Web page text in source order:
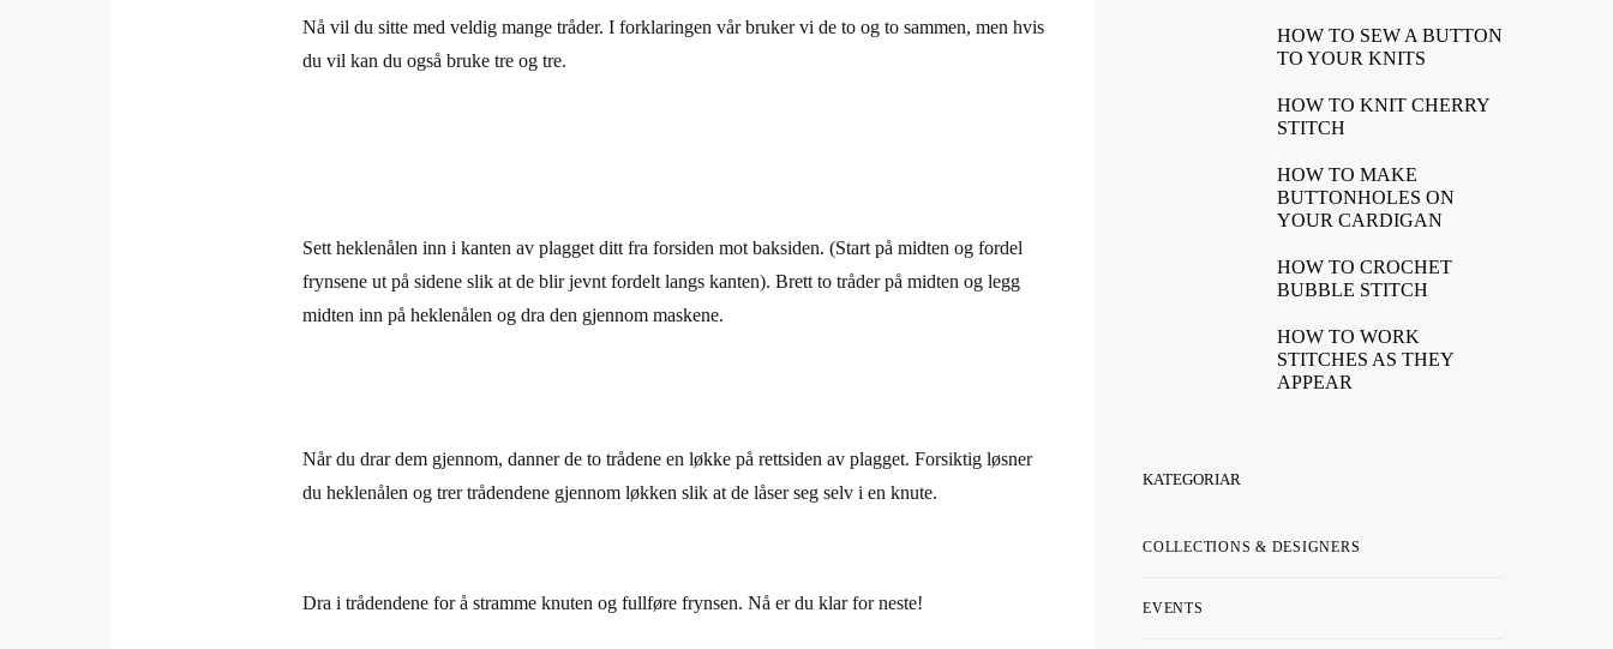
Nå vil du sitte med veldig mange tråder. I forklaringen vår bruker vi de to og to sammen, men hvis
du vil kan du også bruke tre og tre.
Sett heklenålen inn i kanten av plagget ditt fra forsiden mot baksiden. (Start på midten og fordel
frynsene ut på sidene slik at de blir jevnt fordelt langs kanten). Brett to tråder på midten og legg
midten inn på heklenålen og dra den gjennom maskene.
Når du drar dem gjennom, danner de to trådene en løkke på rettsiden av plagget. Forsiktig løsner
du heklenålen og trer trådendene gjennom løkken slik at de låser seg selv i en knute.
Dra i trådendene for å stramme knuten og fullføre frynsen. Nå er du klar for neste!
HOW TO SEW A BUTTON
TO YOUR KNITS
HOW TO KNIT CHERRY
STITCH
HOW TO MAKE
BUTTONHOLES ON
YOUR CARDIGAN
HOW TO CROCHET
BUBBLE STITCH
HOW TO WORK
STITCHES AS THEY
APPEAR
KATEGORIAR
COLLECTIONS & DESIGNERS
EVENTS